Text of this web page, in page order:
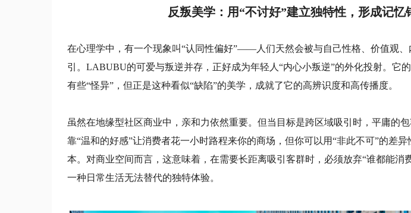
反叛美学：用“不讨好”建立独特性，形成记忆
在心理学中，有一个现象叫“认同性偏好”——人们天然会被与自己性格、价值观、
引。LABUBU的可爱与叛逆并存，正好成为年轻人“内心小叛逆”的外化投射。它
有些“怪异”，但正是这种看似“缺陷”的美学，成就了它的高辨识度和高传播度。
虽然在地缘型社区商业中，亲和力依然重要。但当目标是跨区域吸引时，平庸的
靠“温和的好感”让消费者花一小时路程来你的商场，但你可以用“非此不可”的差
本。对商业空间而言，这意味着，在需要长距离吸引客群时，必须放弃“谁都能消
一种日常生活无法替代的独特体验。